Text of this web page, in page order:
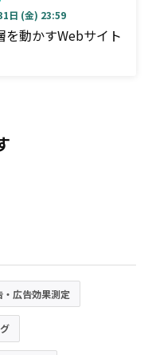
日 (金) 23:59
を動かすWebサイト
広告効果測定